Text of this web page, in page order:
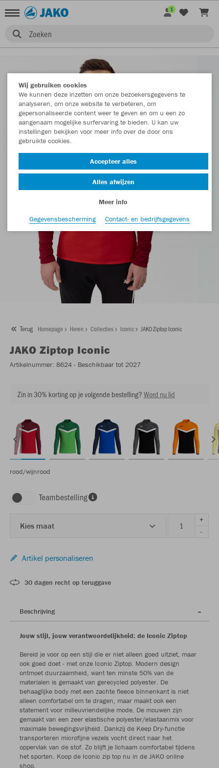
Zoeken
1
Terug Homepage Heren Collecties Iconic JAKO Ziptop Iconic
JAKO Ziptop Iconic
Artikelnummer: 8624 - Beschikbaar tot 2027
Zin in 30% korting op je volgende bestelling?Word nu lid
rood/wijnrood
Teambestelling
Kies maat
+
-
Artikel personaliseren
30 dagen recht op teruggave
Beschrijving
Jouw stijl, jouw verantwoordelijkheid: de Iconic Ziptop
Bereid je voor op een stijl die er niet alleen goed uitziet, maar
ook goed doet - met onze Iconic Ziptop. Modern design
ontmoet duurzaamheid, want ten minste 50% van de
materialen is gemaakt van gerecycled polyester. De
behaaglijke body met een zachte fleece binnenkant is niet
alleen comfortabel om te dragen, maar maakt ook een
statement voor milieuvriendelijke mode. De mouwen zijn
gemaakt van een zeer elastische polyester/elastaanmix voor
maximale bewegingsvrijheid. Dankzij de Keep Dry-functie
transporteren microfijne vezels vocht direct naar het
oppervlak van de stof. Zo blijft je lichaam comfortabel tijdens
het sporten. Koop de Iconic zip top nu in de JAKO online
shop.
Wij gebruiken cookies
We kunnen deze inzetten om onze bezoekersgegevens te
analyseren, om onze website te verbeteren, om
gepersonaliseerde content weer te geven en om u een zo
aangenaam mogelijke surfervaring te bieden. U kan uw
instellingen bekijken voor meer info over de door ons
gebruikte cookies.
Accepteer alles
Alles afwijzen
Meer info
Gegevensbescherming
Contact- en bedrijfsgegevens